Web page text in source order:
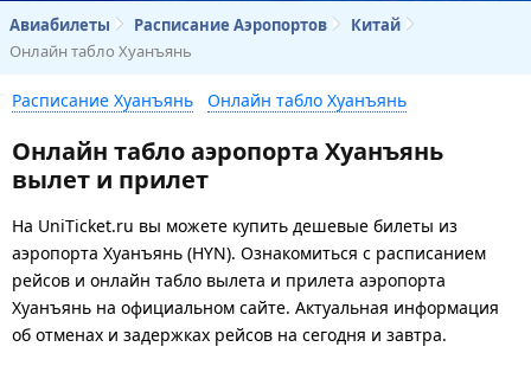
Авиабилеты Расписание Аэропортов
Китай
Онлайн табло Хуанъянь
Расписание Хуанъянь Онлайн табло Хуанъянь
Онлайн табло аэропорта Хуанъянь
вылет и прилет
На UniTicket.ru вы можете купить дешевые билеты из
аэропорта Хуанъянь (HYN). Ознакомиться с расписанием
рейсов и онлайн табло вылета и прилета аэропорта
Хуанъянь на официальном сайте. Актуальная информация
об отменах и задержках рейсов на сегодня и завтра.